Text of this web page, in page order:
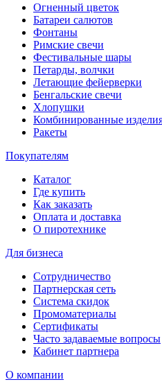
Огненный цветок
Батареи салютов
Фонтаны
Римские свечи
Фестивальные шары
Петарды, волчки
Летающие фейерверки
Бенгальские свечи
Хлопушки
Комбинированные
Ракеты
Покупателям
Каталог
Где купить
Как заказать
Оплата и доставка
О пиротехнике
Для бизнеса
Сотрудничество
Партнерская сеть
Система скидок
Промоматериалы
Сертификаты
Часто задаваемые вопросы
Кабинет партнера
О компании